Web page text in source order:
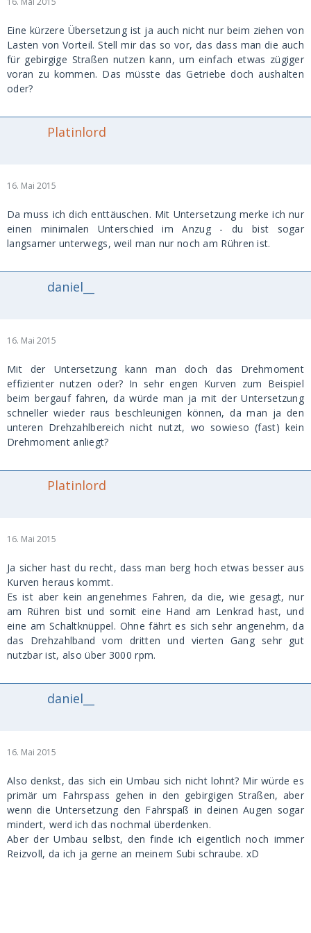
Eine kürzere Übersetzung ist ja auch nicht nur beim ziehen von
Lasten von Vorteil. Stell mir das so vor, das dass man die auch
für gebirgige Straßen nutzen kann, um einfach etwas zügiger
voran zu kommen. Das müsste das Getriebe doch aushalten
oder?
Platinlord
16. Mai 2015
Da muss ich dich enttäuschen. Mit Untersetzung merke ich nur
einen minimalen Unterschied im Anzug - du bist sogar
langsamer unterwegs, weil man nur noch am Rühren ist.
daniel__
16. Mai 2015
Mit der Untersetzung kann man doch das Drehmoment
effizienter nutzen oder? In sehr engen Kurven zum Beispiel
beim bergauf fahren, da würde man ja mit der Untersetzung
schneller wieder raus beschleunigen können, da man ja den
unteren Drehzahlbereich nicht nutzt, wo sowieso (fast) kein
Drehmoment anliegt?
Platinlord
16. Mai 2015
Ja sicher hast du recht, dass man berg hoch etwas besser aus
Kurven heraus kommt.
Es ist aber kein angenehmes Fahren, da die, wie gesagt, nur
am Rühren bist und somit eine Hand am Lenkrad hast, und
eine am Schaltknüppel. Ohne fährt es sich sehr angenehm, da
das Drehzahlband vom dritten und vierten Gang sehr gut
nutzbar ist, also über 3000 rpm.
daniel__
16. Mai 2015
Also denkst, das sich ein Umbau sich nicht lohnt? Mir würde es
primär um Fahrspass gehen in den gebirgigen Straßen, aber
wenn die Untersetzung den Fahrspaß in deinen Augen sogar
mindert, werd ich das nochmal überdenken.
Aber der Umbau selbst, den finde ich eigentlich noch immer
Reizvoll, da ich ja gerne an meinem Subi schraube. xD